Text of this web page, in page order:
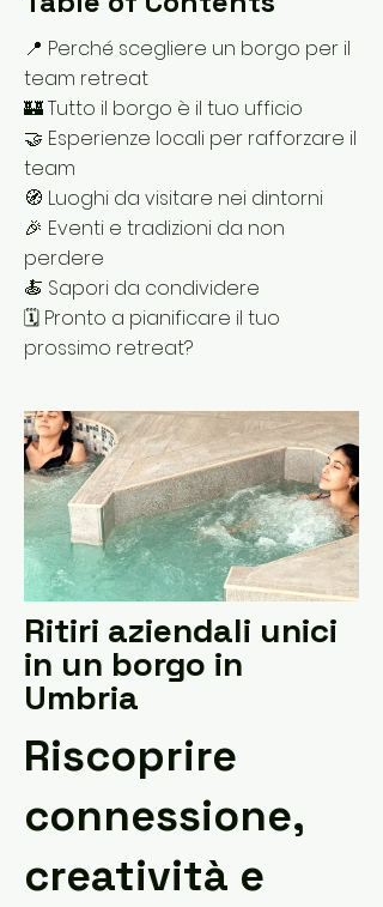
📍 Perché scegliere un borgo per il
team retreat
🏰 Tutto il borgo è il tuo ufficio
🤝 Esperienze locali per rafforzare il
team
🧭 Luoghi da visitare nei dintorni
🎉 Eventi e tradizioni da non
perdere
🍝 Sapori da condividere
🗓️ Pronto a pianificare il tuo
prossimo retreat?
Ritiri aziendali unici
in un borgo in
Umbria
Riscoprire
connessione,
creatività e